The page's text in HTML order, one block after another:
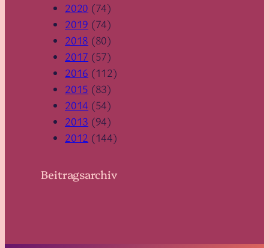
Beitragsarchiv
2020 (74)
2019 (74)
2018 (80)
2017 (57)
2016 (112)
2015 (83)
2014 (54)
2013 (94)
2012 (144)